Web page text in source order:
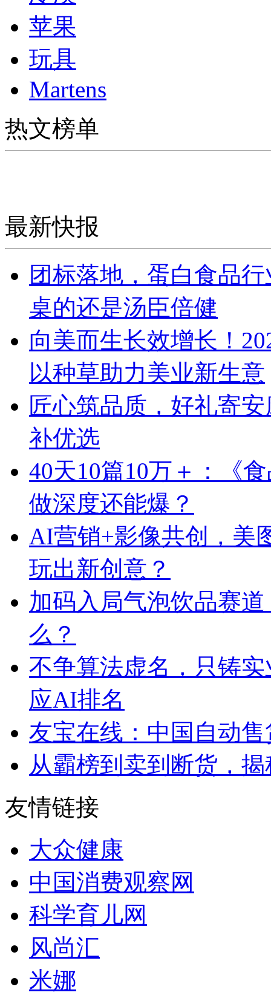
苹果
玩具
Martens
热文榜单
最新快报
团标落地，蛋白食品
桌的还是汤臣倍健
向美而生长效增长！
以种草助力美业新生意
匠心筑品质，好礼寄
补优选
40天10篇10万＋：《
做深度还能爆？
AI营销+影像共创，美
玩出新创意？
加码入局气泡饮品赛
么？
不争算法虚名，只铸
应AI排名
友宝在线：中国自动
从霸榜到卖到断货，
友情链接
大众健康
中国消费观察网
科学育儿网
风尚汇
米娜